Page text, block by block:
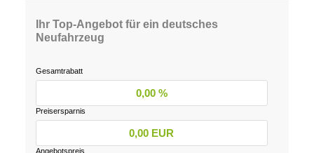
Ihr Top-Angebot für ein deutsches
Neufahrzeug
Gesamtrabatt
0,00 %
Preisersparnis
0,00 EUR
Angebotspreis